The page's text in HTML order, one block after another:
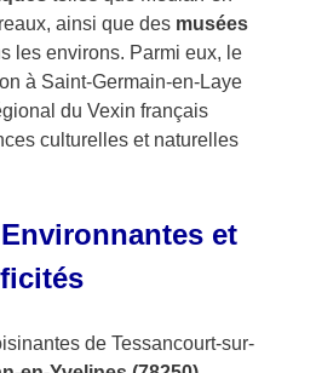
ainsi que des musées
les environs. Parmi eux, le
à Saint-Germain-en-Laye
du Vexin français
culturelles et naturelles
et
de Tessancourt-sur-